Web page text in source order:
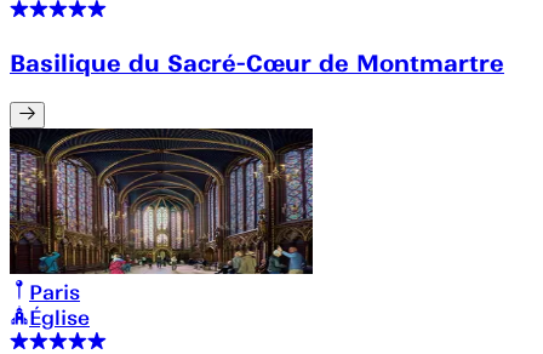
Basilique du Sacré-Cœur de Montmartre
Paris
Église